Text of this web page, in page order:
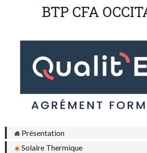
BTP CFA
Présentation
Solaire Thermique